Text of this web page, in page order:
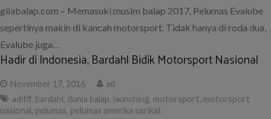
gilabalap.com – Memasuki musim balap 2017, Pelumas Evalube
sepertinya makin di kancah motorsport. Tidak hanya di roda dua,
Evalube juga…
Hadir di Indonesia, Bardahl Bidik Motorsport Nasional
November 17, 2016
ad
aditif, bardahl, dunia balap, launching, motorsport, motorsport
nasional, pelumas, pelumas amerika serikat